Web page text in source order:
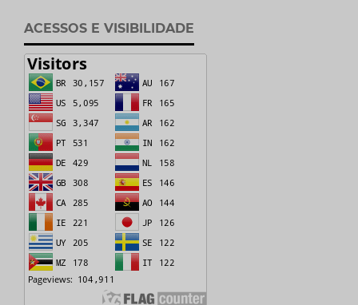
ACESSOS E VISIBILIDADE